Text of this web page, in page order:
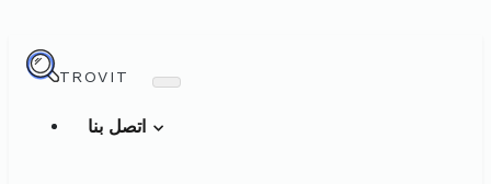
TROVIT